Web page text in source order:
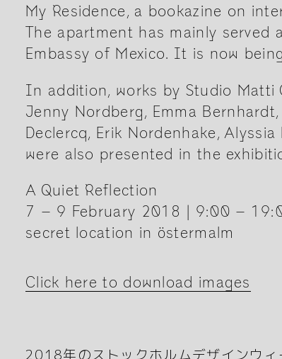
My Residence, a bookazine on
The apartment has mainly
Embassy of Mexico. It is now
In addition, works by Studio Matti
Jenny Nordberg, Emma
Declercq, Erik Nordenhake,
were also presented in the
A Quiet Reflection
7 – 9 February 2018 | 9:00 –
secret location in östermalm
Click here to download images
2018年のストックホルムデザインウ